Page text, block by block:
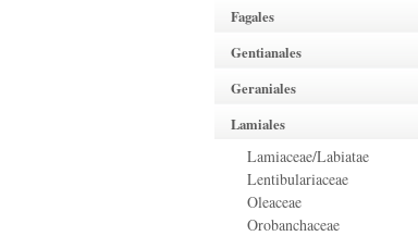
Fagales
Gentianales
Geraniales
Lamiales
Lamiaceae/Labiatae
Lentibulariaceae
Oleaceae
Orobanchaceae